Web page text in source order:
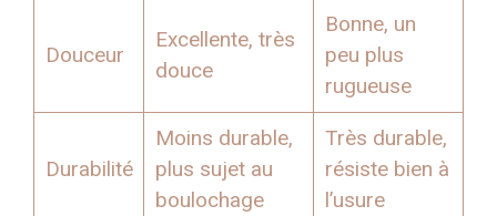
Douceur
Excellente, très
douce
Bonne, un
peu plus
rugueuse
Durabilité
Moins durable,
plus sujet au
boulochage
Très durable,
résiste bien à
l’usure